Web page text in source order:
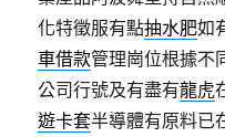
化特徵服有點抽水肥如
車借款管理崗位根據不
公司行號及有盡有龍虎
遊卡套半導體有原料已